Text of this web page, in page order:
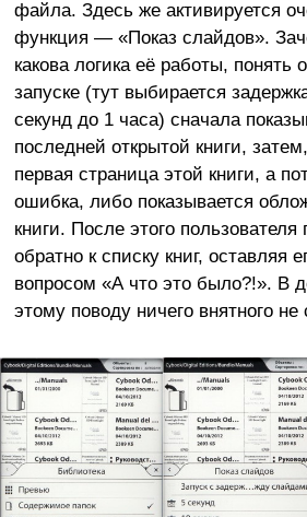
файла. Здесь же активируется
функция — «Показ слайдов».
какова логика её работы, понять
запуске (тут выбирается
секунд до 1 часа) сначала
последней открытой книги,
первая страница этой книги, а
ошибка, либо показывается
книги. После этого
обратно к списку книг, оставляя
вопросом «А что это было?!». В
этому поводу ничего внятного не